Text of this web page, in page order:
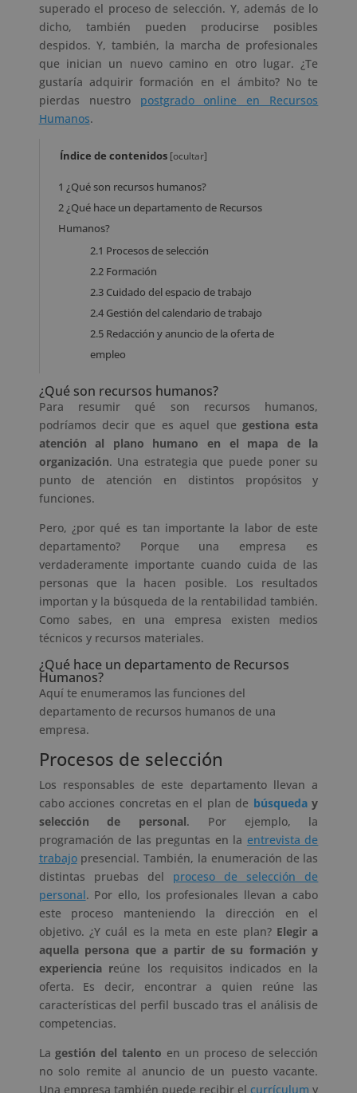
superado el proceso de selección. Y, además de lo
dicho, también pueden producirse posibles
despidos. Y, también, la marcha de profesionales
que inician un nuevo camino en otro lugar. ¿Te
gustaría adquirir formación en el ámbito? No te
pierdas nuestro postgrado online en Recursos
Humanos.
Índice de contenidos [ocultar]
1 ¿Qué son recursos humanos?
2¿Qué hace un departamento de Recursos
Humanos?
2.1 Procesos de selección
2.2Formación
2.3Cuidado del espacio de trabajo
2.4Gestión del calendario de trabajo
2.5Redacción y anuncio de la oferta de
empleo
¿Qué son recursos humanos?
Para resumir qué son recursos humanos,
podríamos decir que es aquel que gestiona esta
atención al plano humano en el mapa de la
organización. Una estrategia que puede poner su
punto de atención en distintos propósitos y
funciones.
Pero, ¿por qué es tan importante la labor de este
departamento? Porque una empresa es
verdaderamente importante cuando cuida de las
personas que la hacen posible. Los resultados
importan y la búsqueda de la rentabilidad también.
Como sabes, en una empresa existen medios
técnicos y recursos materiales.
¿Qué hace un departamento de Recursos
Humanos?
Aquí te enumeramos las funciones del
departamento de recursos humanos de una
empresa.
Procesos de selección
Los responsables de este departamento llevan a
cabo acciones concretas en el plan de búsqueday
selección de personal. Por ejemplo, la
programación de las preguntas en la entrevista de
trabajopresencial. También, la enumeración de las
distintas pruebas del proceso de selección de
personal. Por ello, los profesionales llevan a cabo
este proceso manteniendo la dirección en el
objetivo. ¿Y cuál es la meta en este plan?Elegir a
aquella persona que a partir de su formación y
experiencia reúne los requisitos indicados en la
oferta. Es decir, encontrar a quien reúne las
características del perfil buscado tras el análisis de
competencias.
Lagestión del talento en un proceso de selección
no solo remite al anuncio de un puesto vacante.
Una empresa también puede recibir el currículum y